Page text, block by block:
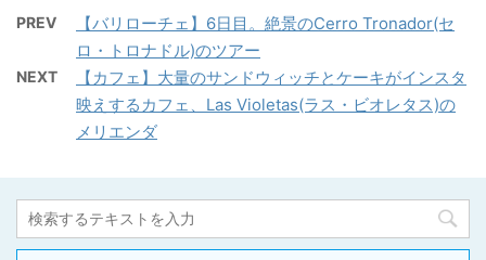
PREV
【バリローチェ】6日目。絶景のCerro Tronador(セ
ロ・トロナドル)のツアー
NEXT
【カフェ】大量のサンドウィッチとケーキがインスタ
映えするカフェ、Las Violetas(ラス・ビオレタス)の
メリエンダ